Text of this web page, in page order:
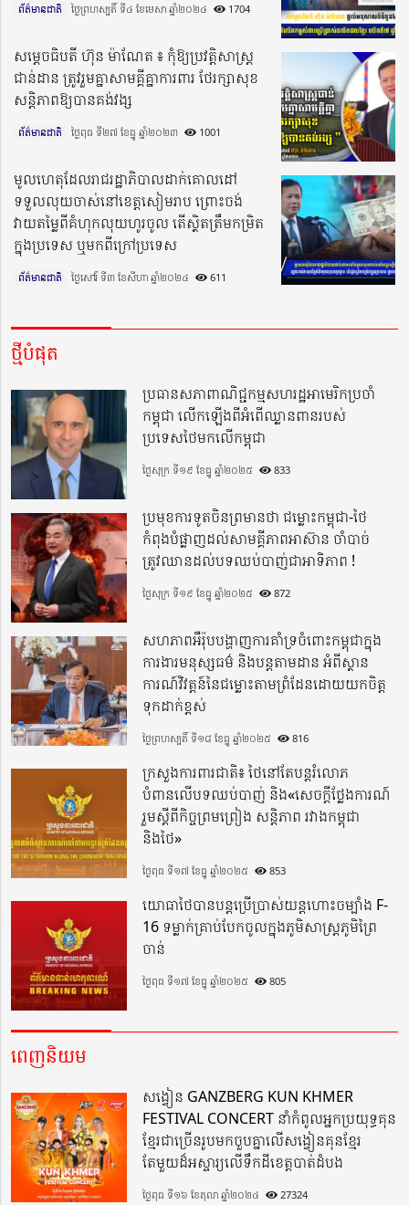
ព័ត៌មានជាតិ ថ្ងៃព្រហស្បតិ៍ ទី៤ ខែមេសា ឆ្នាំ២០២៤​ 1704
សម្តេចធិបតី ហ៊ុន ម៉ាណែត ៖ កុំឱ្យប្រវត្តិសាស្ត្រ
ជាន់ដាន ត្រូវរួមគ្នាសាមគ្គីគ្នាការពារ ថែរក្សាសុខ
សន្តិភាពឱ្យបានគង់វង្ស
ព័ត៌មានជាតិ ថ្ងៃពុធ ទី២៧ ខែធ្នូ ឆ្នាំ២០២៣​ 1001
មូលហេតុដែលរាជរដ្ឋាភិបាលដាក់គោលដៅ
ទទួលលុយចាស់នៅខេត្តសៀមរាប ព្រោះចង់
វាយតម្លៃពីគំហុកលុយហូរចូល តើស្ថិតត្រឹមកម្រិត
ក្នុងប្រទេស ឬមកពីក្រៅប្រទេស
ព័ត៌មានជាតិ ថ្ងៃសៅរ៍ ទី៣ ខែសីហា ឆ្នាំ២០២៤​ 611
ថ្មីបំផុត
ប្រធានសភាពាណិជ្ជកម្មសហរដ្ឋអាមេរិកប្រចាំ
កម្ពុជា លើកឡើងពីអំពើឈ្លានពានរបស់
ប្រទេសថៃមកលើកម្ពុជា
ថ្ងៃសុក្រ ទី១៩ ខែធ្នូ ឆ្នាំ២០២៥ 833
ប្រមុខការទូតចិនព្រមានថា ជម្លោះកម្ពុជា-ថៃ
កំពុងបំផ្លាញដល់សាមគ្គីភាពអាស៊ាន ចាំបាច់
ត្រូវឈានដល់បទឈប់បាញ់ជាអាទិភាព !
ថ្ងៃសុក្រ ទី១៩ ខែធ្នូ ឆ្នាំ២០២៥ 872
សហភាពអឺរ៉ុបបង្ហាញការគាំទ្រចំពោះកម្ពុជាក្នុង
ការងារមនុស្សធម៌ និងបន្តតាមដាន អំពីស្ថាន
ការណ៍វិវត្តន៍នៃជម្លោះតាមព្រំដែនដោយយកចិត្ត
ទុកដាក់ខ្ពស់
ថ្ងៃព្រហស្បតិ៍ ទី១៨ ខែធ្នូ ឆ្នាំ២០២៥ 816
ក្រសួងការពារជាតិ៖ ថៃនៅតែបន្តរំលោភ
បំពានលើបទឈប់បាញ់ និង«សេចក្តីថ្លែងការណ៍
រួមស្តីពីកិច្ចព្រមព្រៀង សន្តិភាព រវាងកម្ពុជា
និងថៃ»
ថ្ងៃពុធ ទី១៧ ខែធ្នូ ឆ្នាំ២០២៥ 853
យោធាថៃបានបន្តប្រើប្រាស់យន្តហោះចម្បាំង F-
16 ទម្លាក់គ្រាប់បែកចូលក្នុងភូមិសាស្ត្រភូមិព្រៃ
ចាន់
ថ្ងៃពុធ ទី១៧ ខែធ្នូ ឆ្នាំ២០២៥ 805
ពេញនិយម
សង្វៀន GANZBERG KUN KHMER
FESTIVAL CONCERT នាំកំពូលអ្នកប្រយុទ្ធគុន
ខ្មែរជាច្រើនរូបមកចួបគ្នាលើសង្វៀនគុនខ្មែរ
តែមួយដ៏អស្ចារ្យលើទឹកដីខេត្តបាត់ដំបង
ថ្ងៃពុធ ទី១៦ ខែតុលា ឆ្នាំ២០២៤ 27324